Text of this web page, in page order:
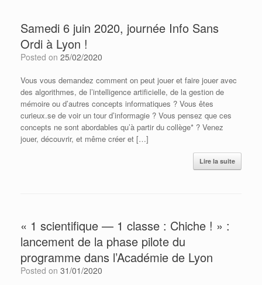
Samedi 6 juin 2020, journée Info Sans
Ordi à Lyon !
Posted on 25/02/2020
Vous vous demandez comment on peut jouer et faire jouer avec
des algorithmes, de l’intelligence artificielle, de la gestion de
mémoire ou d’autres concepts informatiques ? Vous êtes
curieux.se de voir un tour d’informagie ? Vous pensez que ces
concepts ne sont abordables qu’à partir du collège* ? Venez
jouer, découvrir, et même créer et […]
Lire la suite
« 1 scientifique — 1 classe : Chiche ! » :
lancement de la phase pilote du
programme dans l’Académie de Lyon
Posted on 31/01/2020